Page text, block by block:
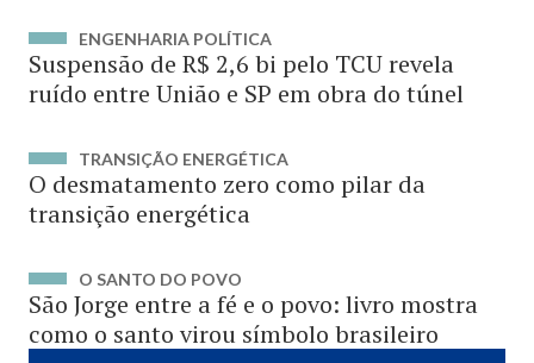
ENGENHARIA POLÍTICA
Suspensão de R$ 2,6 bi pelo TCU revela
ruído entre União e SP em obra do túnel
TRANSIÇÃO ENERGÉTICA
O desmatamento zero como pilar da
transição energética
O SANTO DO POVO
São Jorge entre a fé e o povo: livro mostra
como o santo virou símbolo brasileiro